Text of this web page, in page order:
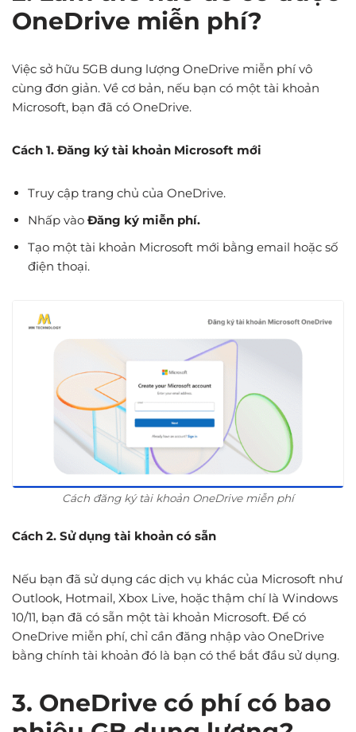
OneDrive miễn phí?
Việc sở hữu 5GB dung lượng OneDrive miễn phí vô
cùng đơn giản. Về cơ bản, nếu bạn có một tài khoản
Microsoft, bạn đã có OneDrive.
Cách 1. Đăng ký tài khoản Microsoft mới
Truy cập trang chủ của OneDrive.
Nhấp vào Đăng ký miễn phí.
Tạo một tài khoản Microsoft mới bằng email hoặc số
điện thoại.
Cách đăng ký tài khoản OneDrive miễn phí
Cách 2. Sử dụng tài khoản có sẵn
Nếu bạn đã sử dụng các dịch vụ khác của Microsoft như
Outlook, Hotmail, Xbox Live, hoặc thậm chí là Windows
10/11, bạn đã có sẵn một tài khoản Microsoft. Để có
OneDrive miễn phí, chỉ cần đăng nhập vào OneDrive
bằng chính tài khoản đó là bạn có thể bắt đầu sử dụng.
3. OneDrive có phí có bao